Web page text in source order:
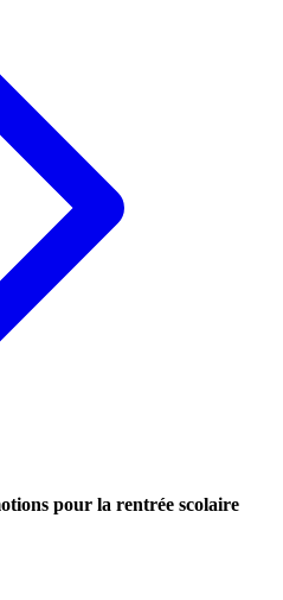
pour la rentrée scolaire